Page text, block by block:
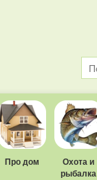
Про дом
Охота и
рыбалка